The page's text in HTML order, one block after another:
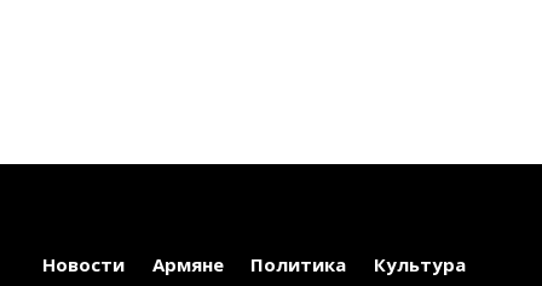
Новости Армяне Политика Культура